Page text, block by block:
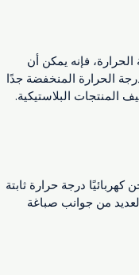
فإنه يمكن أن
الحرارة المنخفضة جدًا
المنتجات البلاستيكية.
درجة حرارة ثابتة
من جوانب صباغة